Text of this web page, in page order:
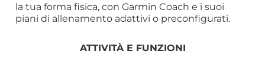
la tua forma fisica, con Garmin Coach e i suoi
piani di allenamento adattivi o preconfigurati.
ATTIVITÀ E FUNZIONI